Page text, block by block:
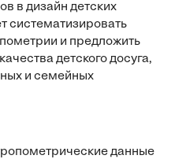
в дизайн детских
систематизировать
и предложить
детского досуга,
и семейных
данные